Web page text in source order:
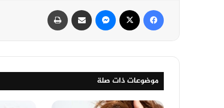
فيسبوك ماسنجر مشاركة عبر البريد
موضوعات ذات صلة